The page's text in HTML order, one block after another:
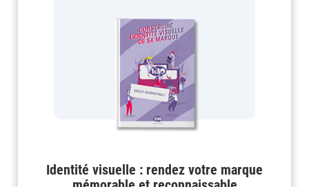
Identité visuelle : rendez votre marque